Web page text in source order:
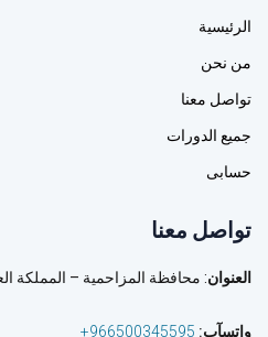
الرئيسية
من نحن
تواصل معنا
جميع الدورات
حسابى
تواصل معنا
العنوان: محافظة المزاحمية – المملكة
واتسآب:
966500345595+